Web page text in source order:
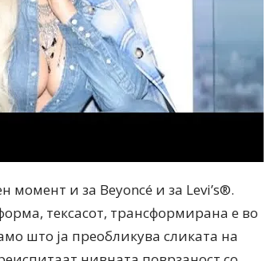
момент и за Beyoncé и за Levi’s®.
тексасот, трансформирана е во
што ја преобликува сликата на